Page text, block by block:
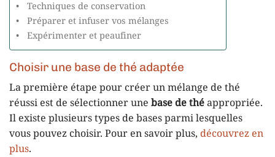
Techniques de conservation
Préparer et infuser vos mélanges
Expérimenter et peaufiner
Choisir une base de thé adaptée
La première étape pour créer un mélange de thé
réussi est de sélectionner une base de théappropriée.
Il existe plusieurs types de bases parmi lesquelles
vous pouvez choisir. Pour en savoir plus, découvrez en
plus.